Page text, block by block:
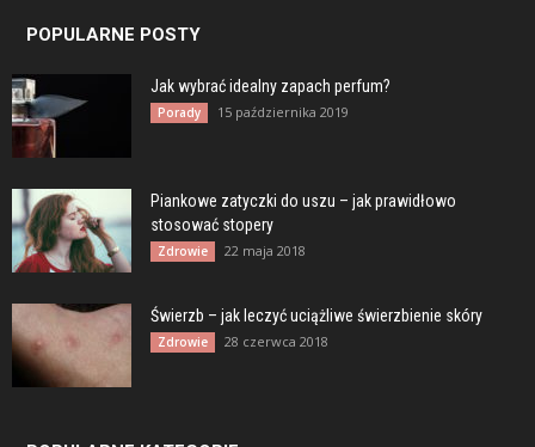
POPULARNE POSTY
Jak wybrać idealny zapach perfum?
Porady 15 października 2019
Piankowe zatyczki do uszu – jak prawidłowo
stosować stopery
Zdrowie 22 maja 2018
Świerzb – jak leczyć uciążliwe świerzbienie skóry
Zdrowie 28 czerwca 2018